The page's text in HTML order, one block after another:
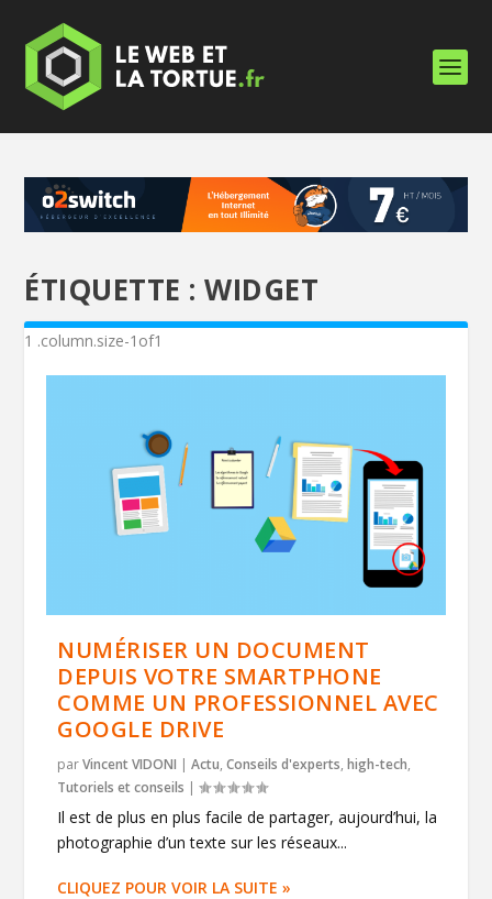
ÉTIQUETTE :WIDGET
NUMÉRISER UN DOCUMENT
DEPUIS VOTRE SMARTPHONE
COMME UN PROFESSIONNEL AVEC
GOOGLE DRIVE
parVincent VIDONI |Actu,Conseils d'experts,high-tech,
Tutoriels et conseils |
Il est de plus en plus facile de partager, aujourd’hui, la
photographie d’un texte sur les réseaux...
CLIQUEZ POUR VOIR LA SUITE »